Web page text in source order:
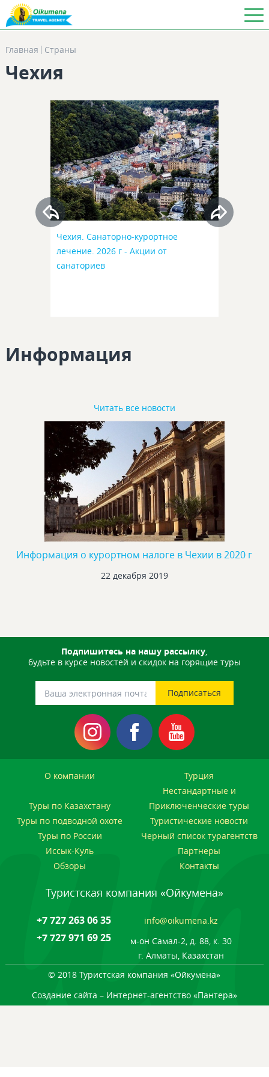
Главная Страны
Чехия
Чехия. Санаторно-курортное
лечение. 2026 г - Акции от
санаториев
Информация
Читать все новости
Информация о курортном налоге в Чехии в 2020 г
22 декабря 2019
Подпишитесь на нашу рассылку,
будьте в курсе новостей и скидок на горящие туры
О компании Турция
Туры по Казахстану
Нестандартные и
Приключенческие туры
Туры по подводной охоте
Туристические новости
Туры по России
Черный список турагентств
Иссык-Куль
Партнеры
Обзоры
Контакты
Туристская компания «Ойкумена»
+7 727 263 06 35
+7 727 971 69 25
info@oikumena.kz
м-он Самал-2, д. 88, к. 30
г. Алматы, Казахстан
© 2018 Туристская компания «Ойкумена»
Создание сайта – Интернет-агентство «Пантера»